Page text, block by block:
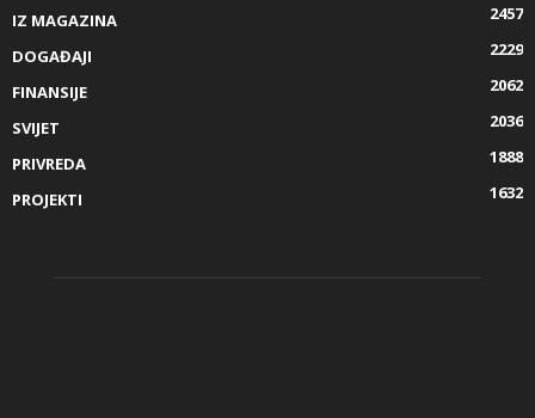
IZ MAGAZINA
2457
DOGAĐAJI
2229
FINANSIJE
2062
SVIJET
2036
PRIVREDA
1888
PROJEKTI
1632